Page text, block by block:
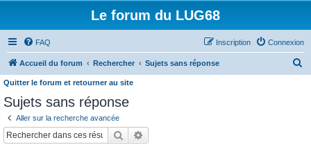
Le forum du LUG68
FAQ Connexion
Inscription
Accueil du forum Rechercher Sujets sans réponse
Quitter le forum et retourner au site
Sujets sans réponse
Aller sur la recherche avancée
Rechercher